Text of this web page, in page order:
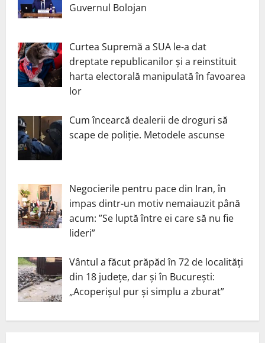
Guvernul Bolojan
Curtea Supremă a SUA le-a dat
dreptate republicanilor și a reinstituit
harta electorală manipulată în favoarea
lor
Cum încearcă dealerii de droguri să
scape de poliție. Metodele ascunse
Negocierile pentru pace din Iran, în
impas dintr-un motiv nemaiauzit până
acum: ”Se luptă între ei care să nu fie
lideri”
Vântul a făcut prăpăd în 72 de localități
din 18 județe, dar și în București:
„Acoperișul pur și simplu a zburat”